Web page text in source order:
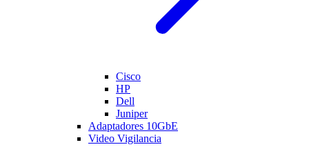
Cisco
HP
Dell
Juniper
Adaptadores 10GbE
Video Vigilancia